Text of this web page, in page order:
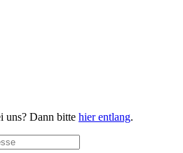
uns? Dann bitte hier entlang.